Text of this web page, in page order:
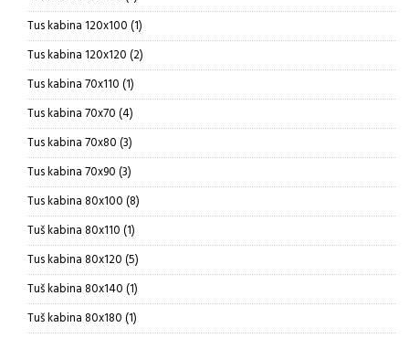
proizvoda
Tus kabina 120x100 11
proizvod
Tus kabina 120x120 22
proizvoda
Tus kabina 70x110 11
proizvod
Tus kabina 70x70 44
proizvoda
Tus kabina 70x80 33
proizvoda
Tus kabina 70x90 33
proizvoda
Tus kabina 80x100 88
proizvoda
Tuš kabina 80x110 11
proizvod
Tus kabina 80x120 55
proizvoda
Tuš kabina 80x140 11
proizvod
Tuš kabina 80x180 11